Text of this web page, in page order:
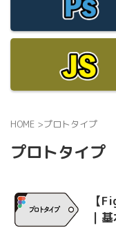
HOME >プロトタイプ
プロトタイプ
【
｜